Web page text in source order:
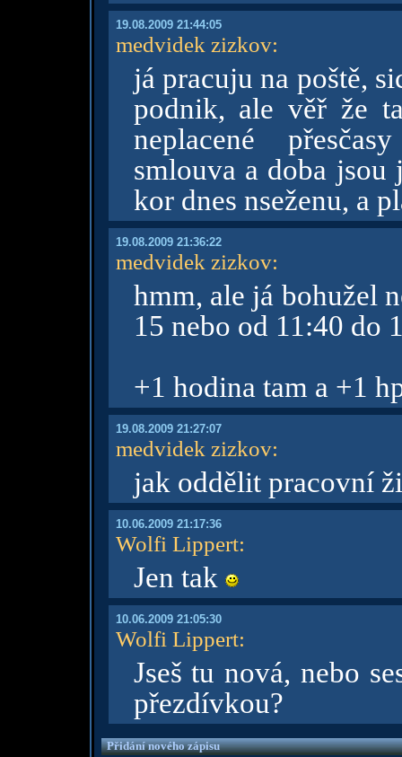
19.08.2009 21:44:05
medvidek zizkov:
já pracuju na poště,
podnik, ale věř že
neplacené
smlouva a doba
kor dnes nseženu, a
19.08.2009 21:36:22
medvidek zizkov:
hmm, ale já bohužel
15 nebo od 11:40 do
+1 hodina tam a +1
19.08.2009 21:27:07
medvidek zizkov:
jak oddělit pracovní
10.06.2009 21:17:36
Wolfi Lippert:
Jen tak
10.06.2009 21:05:30
Wolfi Lippert:
Jseš tu nová, nebo
přezdívkou?
Přidání nového zápisu